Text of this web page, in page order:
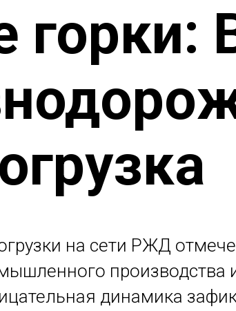
горки:
на сети РЖД
производства
динамика